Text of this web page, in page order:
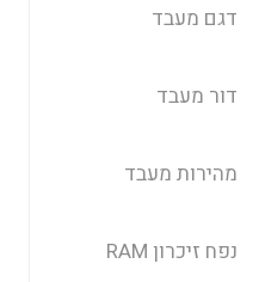
דגם מעבד
דור מעבד
מהירות מעבד
נפח זיכרון RAM